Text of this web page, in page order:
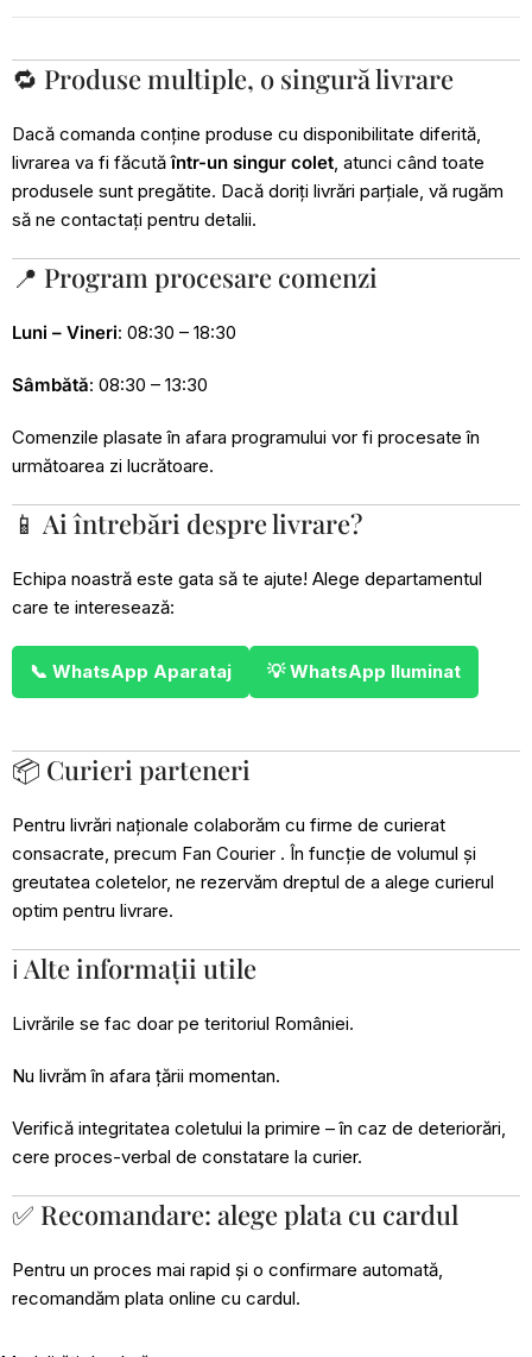
🔁 Produse multiple, o singură livrare
Dacă comanda conține produse cu disponibilitate diferită,
livrarea va fi făcutăîntr-un singur colet, atunci când toate
produsele sunt pregătite. Dacă doriți livrări parțiale, vă rugăm
să ne contactați pentru detalii.
📍 Program procesare comenzi
Luni – Vineri: 08:30 – 18:30
Sâmbătă: 08:30 – 13:30
Comenzile plasate în afara programului vor fi procesate în
următoarea zi lucrătoare.
📱 Ai întrebări despre livrare?
Echipa noastră este gata să te ajute! Alege departamentul
care te interesează:
📞 WhatsApp Aparataj 💡 WhatsApp Iluminat
📦 Curieri parteneri
Pentru livrări naționale colaborăm cu firme de curierat
consacrate, precum Fan Courier . În funcție de volumul și
greutatea coletelor, ne rezervăm dreptul de a alege curierul
optim pentru livrare.
ℹ️ Alte informații utile
Livrările se fac doar pe teritoriul României.
Nu livrăm în afara țării momentan.
Verifică integritatea coletului la primire – în caz de deteriorări,
cere proces-verbal de constatare la curier.
✅ Recomandare: alege plata cu cardul
Pentru un proces mai rapid și o confirmare automată,
recomandăm plata online cu cardul.